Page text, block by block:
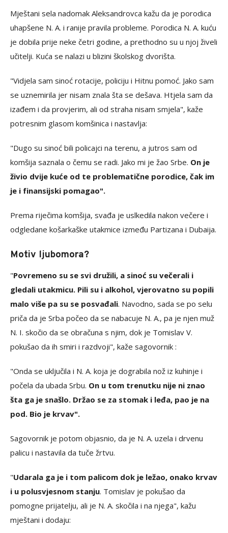
Mještani sela nadomak Aleksandrovca kažu da je porodica
uhapšene N. A. i ranije pravila probleme. Porodica N. A. kuću
je dobila prije neke četri godine, a prethodno su u njoj živeli
učitelji. Kuća se nalazi u blizini školskog dvorišta.
"Vidjela sam sinoć rotacije, policiju i Hitnu pomoć. Jako sam
se uznemirila jer nisam znala šta se dešava. Htjela sam da
izađem i da provjerim, ali od straha nisam smjela", kaže
potresnim glasom komšinica i nastavlja:
"Dugo su sinoć bili policajci na terenu, a jutros sam od
komšija saznala o čemu se radi. Jako mi je žao Srbe. On je
živio dvije kuće od te problematične porodice, čak im
je i finansijski pomagao".
Prema riječima komšija, svađa je uslkedila nakon večere i
odgledane košarkaške utakmice između Partizana i Dubaija.
Motiv ljubomora?
"Povremeno su se svi družili, a sinoć su večerali i
gledali utakmicu. Pili su i alkohol, vjerovatno su popili
malo više pa su se posvađali. Navodno, sada se po selu
priča da je Srba počeo da se nabacuje N. A., pa je njen muž
N. I. skočio da se obračuna s njim, dok je Tomislav V.
pokušao da ih smiri i razdvoji", kaže sagovornik :
"Onda se uključila i N. A. koja je dograbila nož iz kuhinje i
počela da ubada Srbu. On u tom trenutku nije ni znao
šta ga je snašlo. Držao se za stomak i leđa, pao je na
pod. Bio je krvav".
Sagovornik je potom objasnio, da je N. A. uzela i drvenu
palicu i nastavila da tuče žrtvu.
"Udarala ga je i tom palicom dok je ležao, onako krvav
i u polusvjesnom stanju. Tomislav je pokušao da
pomogne prijatelju, ali je N. A. skočila i na njega", kažu
mještani i dodaju: